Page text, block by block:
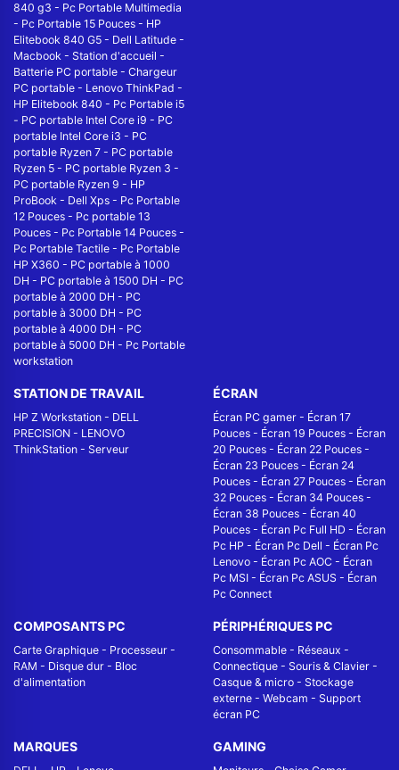
840 g3 - Pc Portable Multimedia
- Pc Portable 15 Pouces - HP
Elitebook 840 G5 - Dell Latitude -
Macbook - Station d'accueil -
Batterie PC portable - Chargeur
PC portable - Lenovo ThinkPad -
HP Elitebook 840 - Pc Portable i5
- PC portable Intel Core i9 - PC
portable Intel Core i3 - PC
portable Ryzen 7 - PC portable
Ryzen 5 - PC portable Ryzen 3 -
PC portable Ryzen 9 - HP
ProBook - Dell Xps - Pc Portable
12 Pouces - Pc portable 13
Pouces - Pc Portable 14 Pouces -
Pc Portable Tactile - Pc Portable
HP X360 - PC portable à 1000
DH - PC portable à 1500 DH - PC
portable à 2000 DH - PC
portable à 3000 DH - PC
portable à 4000 DH - PC
portable à 5000 DH - Pc Portable
workstation
STATION DE TRAVAIL
HP Z Workstation - DELL
PRECISION - LENOVO
ThinkStation - Serveur
ÉCRAN
Écran PC gamer - Écran 17
Pouces - Écran 19 Pouces - Écran
20 Pouces - Écran 22 Pouces -
Écran 23 Pouces - Écran 24
Pouces - Écran 27 Pouces - Écran
32 Pouces - Écran 34 Pouces -
Écran 38 Pouces - Écran 40
Pouces - Écran Pc Full HD - Écran
Pc HP - Écran Pc Dell - Écran Pc
Lenovo - Écran Pc AOC - Écran
Pc MSI - Écran Pc ASUS - Écran
Pc Connect
COMPOSANTS PC
Carte Graphique - Processeur -
RAM - Disque dur - Bloc
d'alimentation
PÉRIPHÉRIQUES PC
Consommable - Réseaux -
Connectique - Souris & Clavier -
Casque & micro - Stockage
externe - Webcam - Support
écran PC
MARQUES GAMING